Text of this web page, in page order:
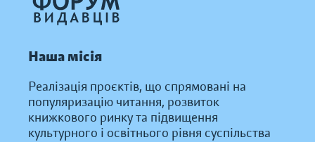
Наша місія
Реалізація проєктів, що спрямовані на
популяризацію читання, розвиток
книжкового ринку та підвищення
культурного і освітнього рівня суспільства